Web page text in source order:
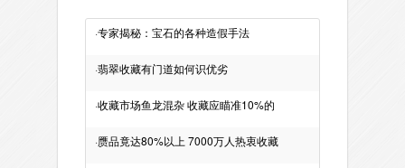
·专家揭秘：宝石的各种造假手法
·翡翠收藏有门道如何识优劣
·收藏市场鱼龙混杂 收藏应瞄准10%的
·赝品竟达80%以上 7000万人热衷收藏